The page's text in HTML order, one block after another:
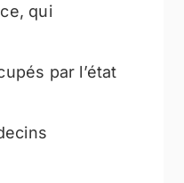
qui
par l’état